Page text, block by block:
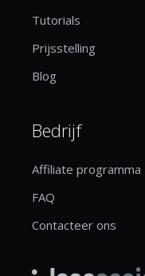
Tutorials
Prijsstelling
Blog
Bedrijf
Affiliate programma
FAQ
Contacteer ons